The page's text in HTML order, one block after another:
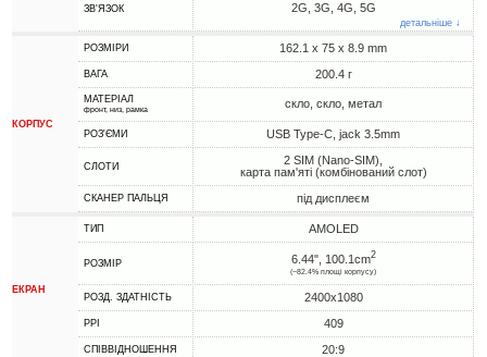
ЗВ'ЯЗОК 2G, 3G, 4G, 5G
детальніше ↓
КОРПУС
РОЗМІРИ 162.1 x 75 x 8.9 mm
ВАГА 200.4 г
МАТЕРІАЛ
фронт, низ, рамка скло, скло, метал
РОЗ'ЄМИ USB Type-C, jack 3.5mm
СЛОТИ
2 SIM (Nano-SIM),
карта пам'яті (комбінований слот)
СКАНЕР ПАЛЬЦЯ під дисплеєм
ЕКРАН
ТИП AMOLED
РОЗМІР 6.44", 100.1cm2
(~82.4% площі корпусу)
РОЗД. ЗДАТНІСТЬ 2400x1080
PPI 409
СПІВВІДНОШЕННЯ 20:9